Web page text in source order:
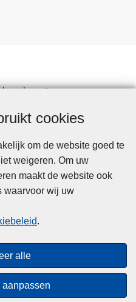
cookies
om de website goed te
weigeren. Om uw
maakt de website ook
waarvoor wij uw
.
alle
aanpassen
maken